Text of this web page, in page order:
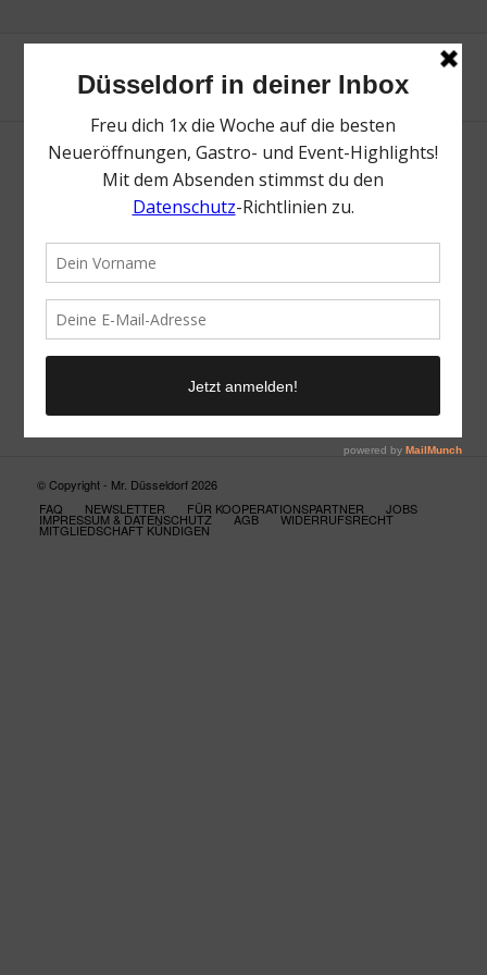
Neue Suche
Suchergebnis nicht zufriedenstellend? Versuche es mal mit
einem Wortteil oder einer anderen Schreibweise.
© Copyright - Mr. Düsseldorf 2026
FAQ
NEWSLETTER FÜR KOOPERATIONSPARTNER JOBS
IMPRESSUM & DATENSCHUTZ AGB WIDERRUFSRECHT
MITGLIEDSCHAFT KÜNDIGEN